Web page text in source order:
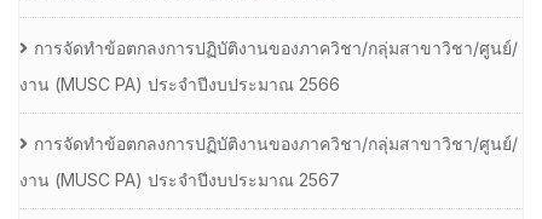
การจัดทำข้อตกลงการปฏิบัติงานของภาควิชา/กลุ่มสาขาวิชา/ศูนย์/
งาน (MUSC PA) ประจำปีงบประมาณ 2566
การจัดทำข้อตกลงการปฏิบัติงานของภาควิชา/กลุ่มสาขาวิชา/ศูนย์/
งาน (MUSC PA) ประจำปีงบประมาณ 2567